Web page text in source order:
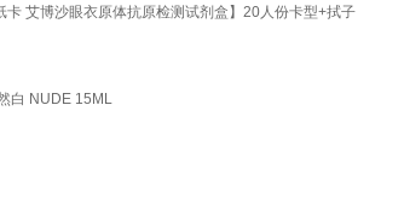
艾博沙眼衣原体抗原检测试剂盒】20人份卡型+拭子
白 NUDE 15ML